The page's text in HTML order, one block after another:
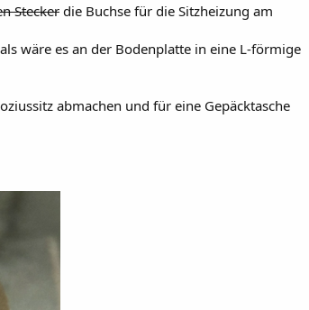
Steckerdie Buchse für die Sitzheizung am
wäre es an der Bodenplatte in eine L-förmige
abmachen und für eine Gepäcktasche